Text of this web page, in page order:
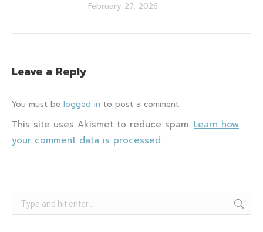
February 27, 2026
Leave a Reply
You must be logged in to post a comment.
This site uses Akismet to reduce spam. Learn how
your comment data is processed.
Search: